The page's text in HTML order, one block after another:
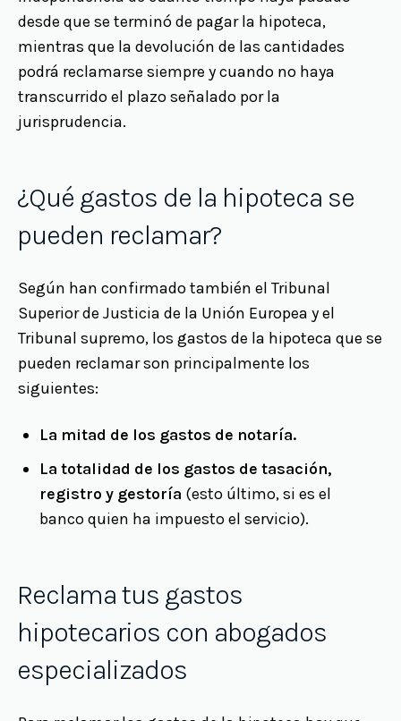
desde que se terminó de pagar la hipoteca,
mientras que la devolución de las cantidades
podrá reclamarse siempre y cuando no haya
transcurrido el plazo señalado por la
jurisprudencia.
¿Qué gastos de la hipoteca se
pueden reclamar?
Según han confirmado también el Tribunal
Superior de Justicia de la Unión Europea y el
Tribunal supremo, los gastos de la hipoteca que se
pueden reclamar son principalmente los
siguientes:
La mitad de los gastos de notaría.
La totalidad de los gastos de tasación,
registro y gestoría (esto último, si es el
banco quien ha impuesto el servicio).
Reclama tus gastos
hipotecarios con abogados
especializados